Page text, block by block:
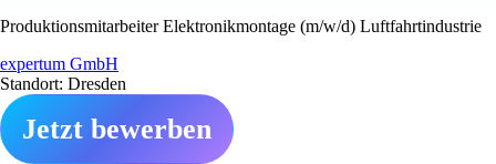
Produktionsmitarbeiter Elektronikmontage (m/w/d) Luftfahrtindustrie
expertum GmbH
Standort: Dresden
Jetzt bewerben